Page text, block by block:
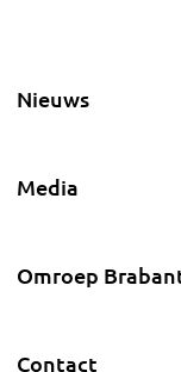
Nieuws
Media
Omroep
Contact